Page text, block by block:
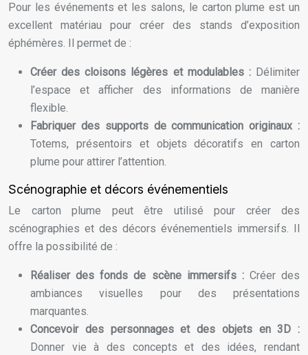
Pour les événements et les salons, le carton plume est un
excellent matériau pour créer des stands d’exposition
éphémères. Il permet de :
Créer des cloisons légères et modulables : Délimiter
l’espace et afficher des informations de manière
flexible.
Fabriquer des supports de communication originaux :
Totems, présentoirs et objets décoratifs en carton
plume pour attirer l’attention.
Scénographie et décors événementiels
Le carton plume peut être utilisé pour créer des
scénographies et des décors événementiels immersifs. Il
offre la possibilité de :
Réaliser des fonds de scène immersifs : Créer des
ambiances visuelles pour des présentations
marquantes.
Concevoir des personnages et des objets en 3D :
Donner vie à des concepts et des idées, rendant